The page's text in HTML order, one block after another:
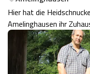
Hier hat die
Amelinghausen ihr